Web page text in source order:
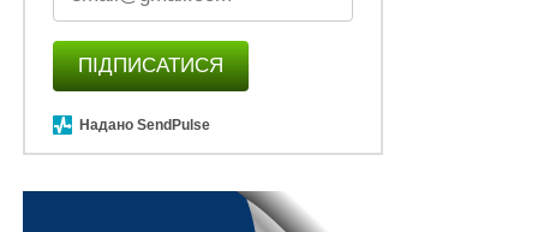
ПІДПИСАТИСЯ
Надано SendPulse